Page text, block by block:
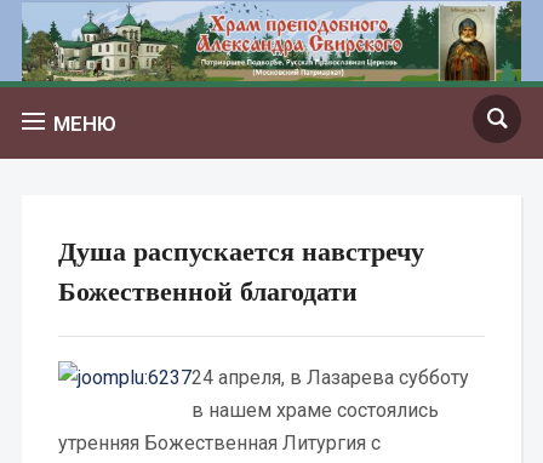
МЕНЮ
Душа распускается навстречу
Божественной благодати
24 апреля, в Лазарева субботу
в нашем храме состоялись
утренняя Божественная Литургия с